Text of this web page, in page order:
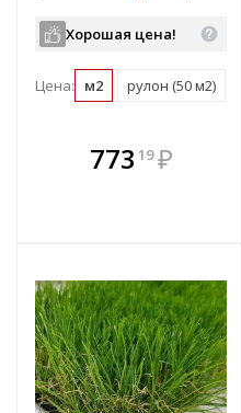
резка)Хорошая цена!
Цена: м2 рулон (50 м2)
773 19 ₽
В комплекте
всегда выгоднее!